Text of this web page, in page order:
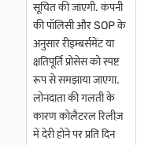
सूचित की जाएगी. कंपनी
की पॉलिसी और SOP के
अनुसार रीइम्बर्समेंट या
क्षतिपूर्ति प्रोसेस को स्पष्ट
रूप से समझाया जाएगा.
लोनदाता की गलती के
कारण कोलैटरल रिलीज़
में देरी होने पर प्रति दिन